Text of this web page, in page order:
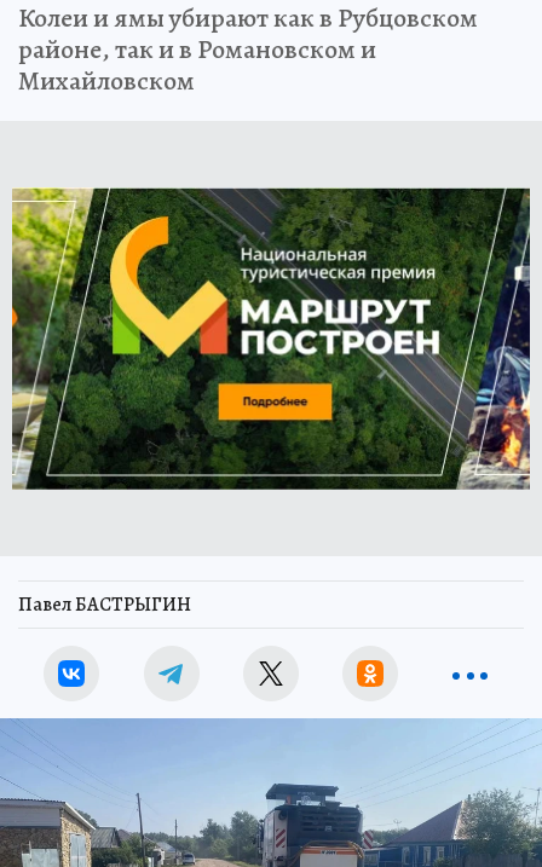
Колеи и ямы убирают как в Рубцовском
районе, так и в Романовском и
Михайловском
Павел БАСТРЫГИН